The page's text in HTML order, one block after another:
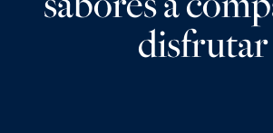
disfrutar